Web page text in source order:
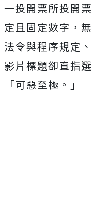
一投開票所投開
定且固定數字，
法令與程序規定
影片標題卻直指
「可惡至極。」